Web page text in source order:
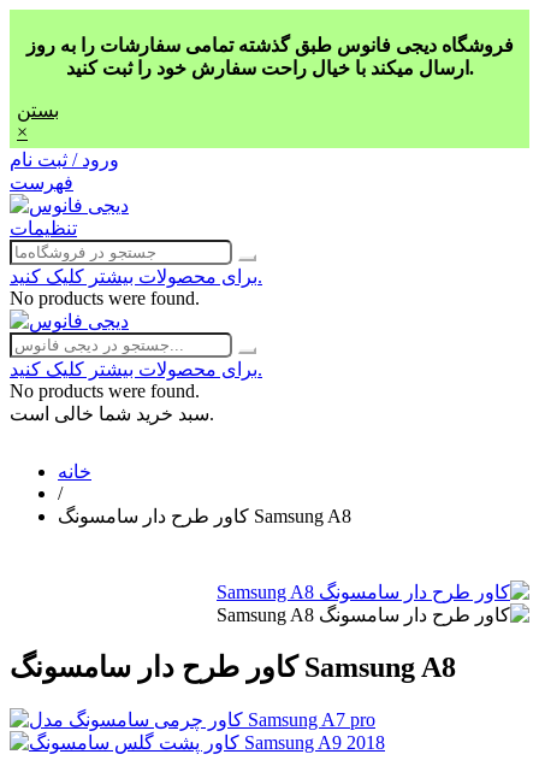
فروشگاه دیجی فانوس طبق گذشته تمامی سفارشات را به روز
ارسال میکند با خیال راحت سفارش خود را ثبت کنید.
بستن
×
ورود / ثبت نام
فهرست
تنظیمات
برای محصولات بیشتر کلیک کنید.
No products were found.
برای محصولات بیشتر کلیک کنید.
No products were found.
سبد خرید شما خالی است.
خانه
/
کاور طرح دار سامسونگ Samsung A8
کاور طرح دار سامسونگ Samsung A8